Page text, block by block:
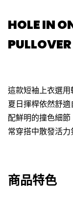
HOLE IN
這款短袖上衣選
夏日揮桿依然舒
配鮮明的撞色細
常穿搭中散發活力
商品特色